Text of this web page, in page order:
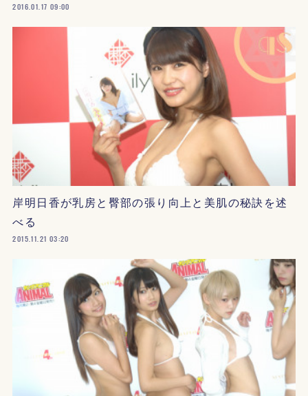
2016.01.17 09:00
岸明日香が乳房と臀部の張り向上と美肌の秘訣を述
べる
2015.11.21 03:20